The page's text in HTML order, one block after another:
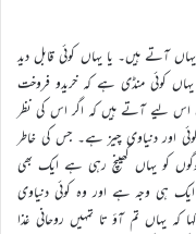
آتے ہیں۔ یا یہاں کوئی قابل دید
کوئی منڈی ہے کہ خریدو فروخت
اس لیے آتے ہیں کہ اگر اس کی نظر
اور دنیاوی چیز ہے۔ جس کی خاطر
کو یہاں کھینچ رہی ہے ایک بھی
ہی وجہ ہے اور وہ کوئی دنیاوی
یہاں تم آؤ تا تمہیں روحانی غذا